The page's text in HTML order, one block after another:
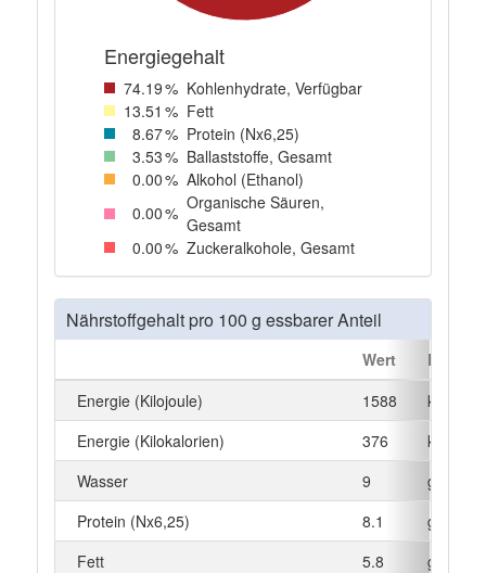
Energiegehalt
74.19% Kohlenhydrate, Verfügbar
13.51 % Fett
8.67% Protein (Nx6,25)
3.53% Ballaststoffe, Gesamt
0.00% Alkohol (Ethanol)
0.00% Organische Säuren,
Gesamt
0.00% Zuckeralkohole, Gesamt
Nährstoffgehalt pro 100 g essbarer Anteil
Wert
Einheit
Energie (Kilojoule)
1588
kJ
Energie (Kilokalorien)
376
kcal
Wasser
9
g
Protein (Nx6,25)
8.1
g
Fett
5.8
g